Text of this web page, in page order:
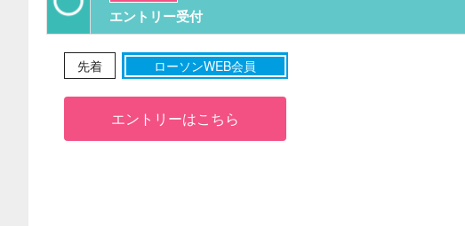
エントリー受付
先着 ローソンWEB会員
エントリーはこちら